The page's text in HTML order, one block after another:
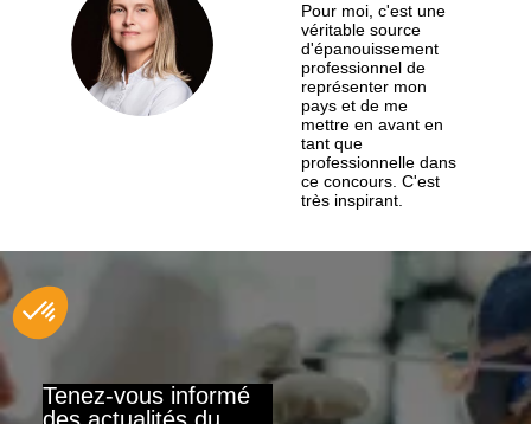
NAB
Pour moi, c'est une
véritable source
d'épanouissement
professionnel de
représenter mon
pays et de me
mettre en avant en
tant que
professionnelle dans
ce concours. C'est
très inspirant.
Tenez-vous informé